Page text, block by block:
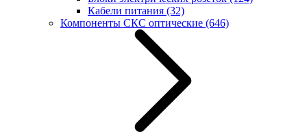
Кабели питания (32)
Компоненты СКС оптические (646)